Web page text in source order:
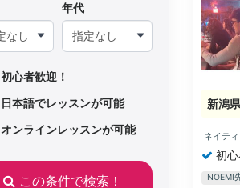
年代
初心者歓迎！
日本語でレッスンが可能
オンラインレッスンが可能
この条件で検索！
新潟県
ネイテ
初心
NOEMI